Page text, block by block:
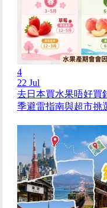
4
22 Jul
去日本買水果唔好買
季避雷指南與超市挑